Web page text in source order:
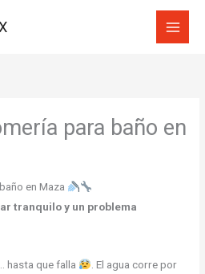
para baño en
en Maza
tranquilo y un problema
hasta que falla
. El agua corre por